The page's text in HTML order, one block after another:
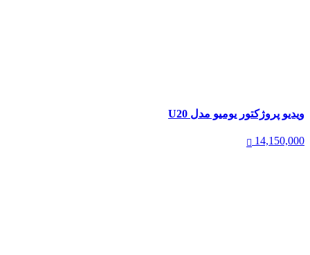
ویدیو پروژکتور یومیو مدل U20
14,150,000